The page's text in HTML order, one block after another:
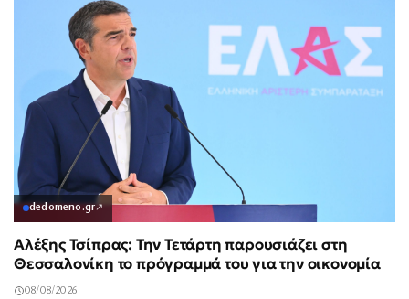
dedomeno.gr↗
Αλέξης Τσίπρας: Την Τετάρτη παρουσιάζει στη
Θεσσαλονίκη το πρόγραμμά του για την οικονομία
08/08/2026